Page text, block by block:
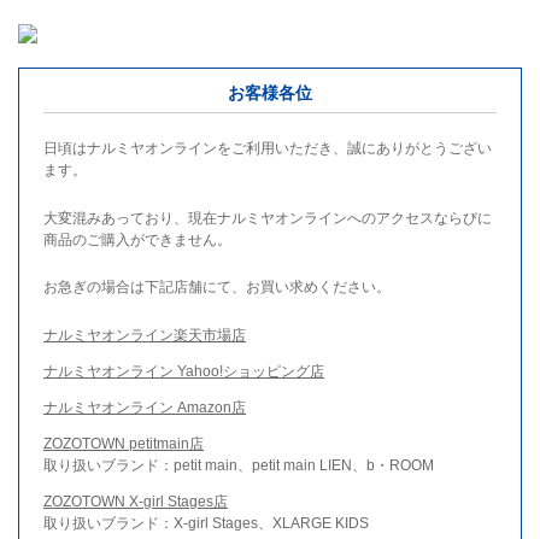
お客様各位
日頃はナルミヤオンラインをご利用いただき、誠にありがとうござい
ます。
大変混みあっており、現在ナルミヤオンラインへのアクセスならびに
商品のご購入ができません。
お急ぎの場合は下記店舗にて、お買い求めください。
ナルミヤオンライン楽天市場店
ナルミヤオンライン Yahoo!ショッピング店
ナルミヤオンライン Amazon店
ZOZOTOWN petitmain店
取り扱いブランド：petit main、petit main LIEN、b・ROOM
ZOZOTOWN X-girl Stages店
取り扱いブランド：X-girl Stages、XLARGE KIDS